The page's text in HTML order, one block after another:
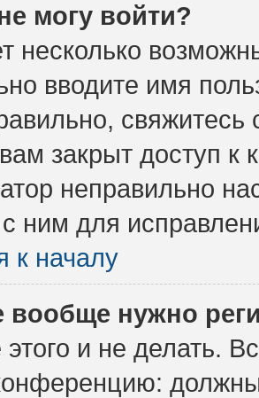
могу войти?
несколько
вводите имя
закрыт доступ к
неправильно
ним для
к началу
вообще нужно
и не делать.